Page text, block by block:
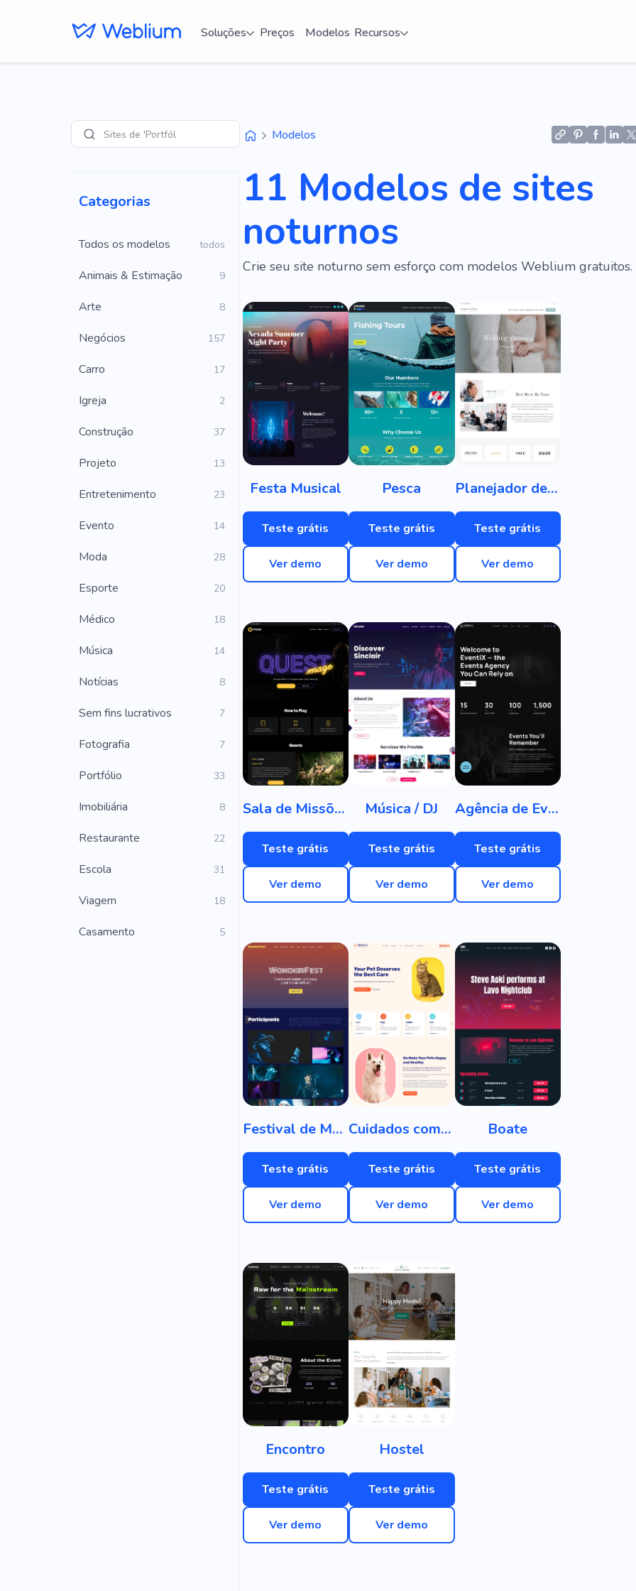
Soluções Preços Modelos Recursos
Pesquisar
Sites de 'Portfólio'
Categorias
Todos os modelos todos
Animais & Estimação 9
Arte 8
Negócios 157
Carro 17
Igreja 2
Construção 37
Projeto 13
Entretenimento 23
Evento 14
Moda 28
Esporte 20
Médico 18
Música 14
Notícias 8
Sem fins lucrativos 7
Fotografia 7
Portfólio 33
Imobiliária 8
Restaurante 22
Escola 31
Viagem 18
Casamento 5
Modelos
11 Modelos de sites
noturnos
Crie seu site noturno sem esforço com modelos Weblium gratuitos.
Festa Musical
Teste grátis
Ver demo
Pesca
Teste grátis
Ver demo
Planejador de casamento
Teste grátis
Ver demo
Sala de Missões
Teste grátis
Ver demo
Música / DJ
Teste grátis
Ver demo
Agência de Eventos
Teste grátis
Ver demo
Festival de Música
Teste grátis
Ver demo
Cuidados com animais de estimação
Teste grátis
Ver demo
Boate
Teste grátis
Ver demo
Encontro
Teste grátis
Ver demo
Hostel
Teste grátis
Ver demo